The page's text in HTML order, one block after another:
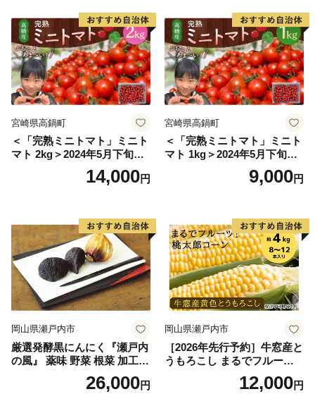
宮崎県高鍋町
＜「完熟ミニトマト」ミニト
マト 2kg＞2024年5月下旬迄
に順次出荷 野菜ソムリエサ
ミット アルル・リリカ共に
県 高鍋町産 産地直送 有機肥
料使用 高糖度 西森農園
14,000円
宮崎県高鍋町
＜「完熟ミニトマト」ミニト
マト 1kg＞2024年5月下旬迄
に順次出荷 野菜ソムリエサ
ミット アルル・リリカ共に
県 高鍋町産 産地直送 有機肥
料使用 高糖度 西森農園
9,000円
岡山県瀬戸内市
厳選発酵黒にんにく『瀬戸内
の風』 薬味 野菜 根菜 加工食
26,000円
岡山県瀬戸内市
［2026年先行予約］牛窓産と
うもろこし まるでフルー
ツ！最高糖度25度超え 生で
甘い、茹でて美味い！ 黄色
12,000円